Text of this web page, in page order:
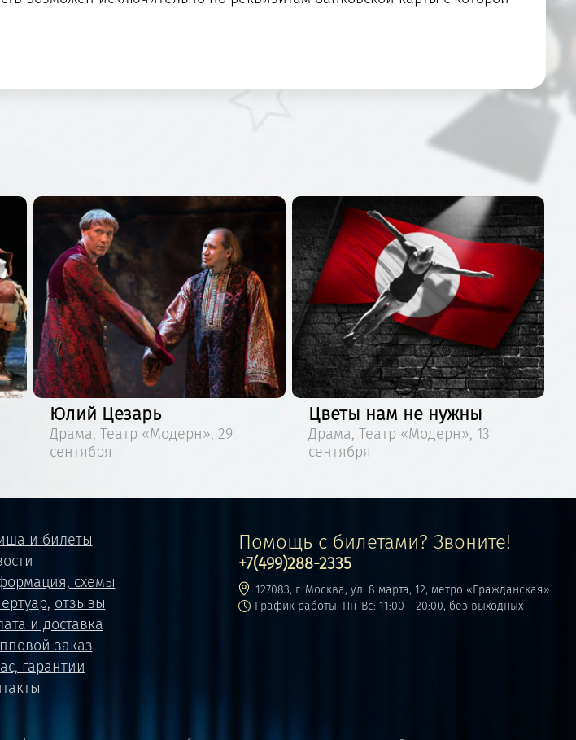
29
Цветы нам не нужны
Драма, Театр «Модерн», 13
Леонардо
Драма, Театр «Модерн», 26
и билеты
схемы
, отзывы
и доставка
заказ
гарантии
Помощь с билетами? Звоните!
+7(499)288-2335
127083, г. Москва, ул. 8 марта, 12, метро «Гражданская»
График работы: Пн-Вс: 11:00 - 20:00, без выходных